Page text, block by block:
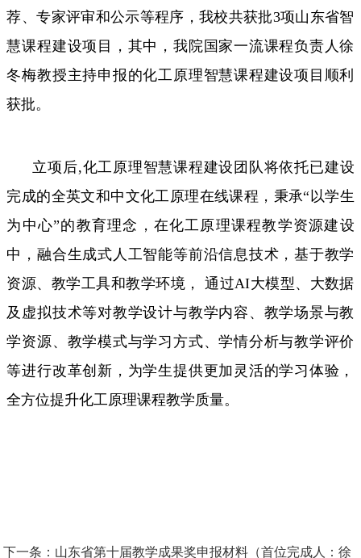
荐、专家评审和公示等程序，我校共获批3项山东省智
慧课程建设项目，其中，我院国家一流课程负责人徐
冬梅教授主持申报的化工原理智慧课程建设项目顺利
获批。
立项后,化工原理智慧课程建设团队将依托已建设
完成的全英文和中文化工原理在线课程，秉承“以学生
为中心”的教育理念，在化工原理课程教学资源建设
中，融合生成式人工智能等前沿信息技术，基于教学
资源、教学工具和教学环境， 通过AI大模型、大数据
及虚拟技术等对教学设计与教学内容、教学场景与教
学资源、教学模式与学习方式、学情分析与教学评价
等进行改革创新，为学生提供更加灵活的学习体验，
全方位提升化工原理课程教学质量。
下一条： 山东省第十届教学成果奖申报材料（首位完成人：徐